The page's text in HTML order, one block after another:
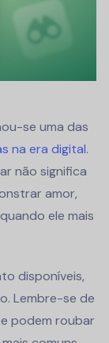
se uma das
na era digital.
não significa
amor,
ele mais
disponíveis,
Lembre-se de
podem roubar